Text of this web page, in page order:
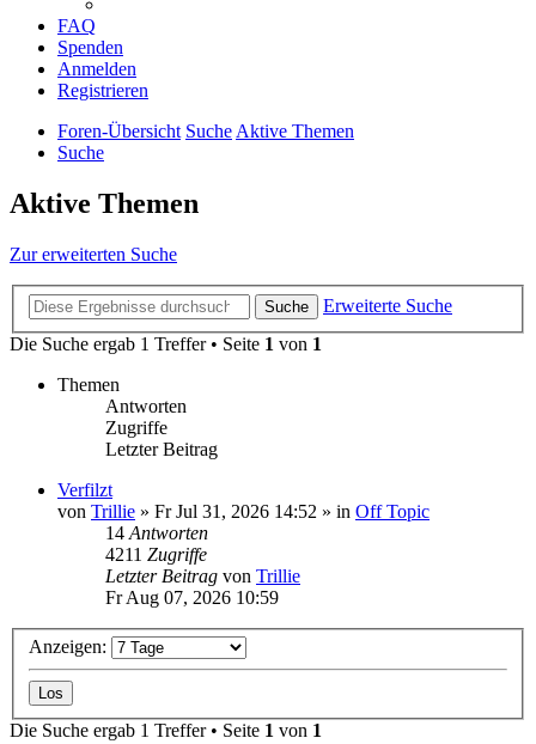
FAQ
Spenden
Anmelden
Registrieren
Foren-Übersicht SucheAktive Themen
Suche
Aktive Themen
Zur erweiterten Suche
Suche
Erweiterte Suche
Die Suche ergab 1 Treffer • Seite 1 von 1
Themen
Antworten
Zugriffe
Letzter Beitrag
Verfilzt
von Trillie » Fr Jul 31, 2026 14:52 » in Off Topic
14 Antworten
4211 Zugriffe
Letzter Beitrag von Trillie
Fr Aug 07, 2026 10:59
Anzeigen:
Die Suche ergab 1 Treffer • Seite 1 von 1